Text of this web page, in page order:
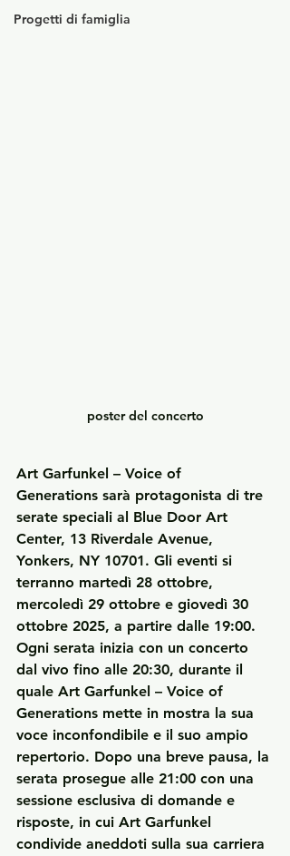
Progetti di famiglia
poster del concerto
Art Garfunkel – Voice of
Generations sarà protagonista di tre
serate speciali al Blue Door Art
Center, 13 Riverdale Avenue,
Yonkers, NY 10701. Gli eventi si
terranno martedì 28 ottobre,
mercoledì 29 ottobre e giovedì 30
ottobre 2025, a partire dalle 19:00.
Ogni serata inizia con un concerto
dal vivo fino alle 20:30, durante il
quale Art Garfunkel – Voice of
Generations mette in mostra la sua
voce inconfondibile e il suo ampio
repertorio. Dopo una breve pausa, la
serata prosegue alle 21:00 con una
sessione esclusiva di domande e
risposte, in cui Art Garfunkel
condivide aneddoti sulla sua carriera